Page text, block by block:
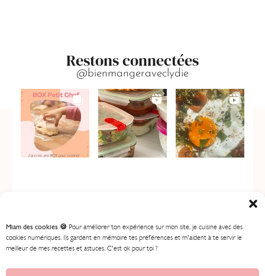
Miam des cookies 🍪 Pour améliorer ton expérience sur mon site, je cuisine avec des
cookies numériques. Ils gardent en mémoire tes préférences et m'aident à te servir le
meilleur de mes recettes et astuces. C'est ok pour toi ?
Restons connectées
@bienmangeraveclydie